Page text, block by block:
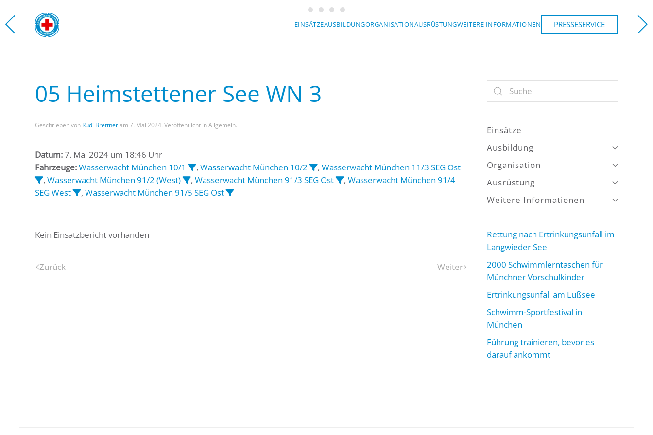
Zum Hauptinhalt springen EINSÄTZEAUSBILDUNGORGANISATIONAUSRÜSTUNGWEITERE INFORMATIONEN PRESSESERVICE
Wasserwacht München
Wasserwacht München
Wasserwacht München
05 Heimstettener See WN 3
Geschrieben von Rudi Brettneram 7. Mai 2024. Veröffentlicht in Allgemein.
Datum:7. Mai 2024 um 18:46 Uhr
Fahrzeuge:Wasserwacht München 10/1 , Wasserwacht München 10/2 , Wasserwacht München 11/3 SEG Ost
, Wasserwacht München 91/2 (West) , Wasserwacht München 91/3 SEG Ost , Wasserwacht München 91/4
SEG West
, Wasserwacht München 91/5 SEG Ost
Kein Einsatzbericht vorhanden
Zurück Weiter
Einsätze
Ausbildung
Organisation
Ausrüstung
Weitere Informationen
Rettung nach Ertrinkungsunfall im
Langwieder See
2000 Schwimmlerntaschen für
Münchner Vorschulkinder
Ertrinkungsunfall am Lußsee
Schwimm-Sportfestival in
München
Führung trainieren, bevor es
darauf ankommt